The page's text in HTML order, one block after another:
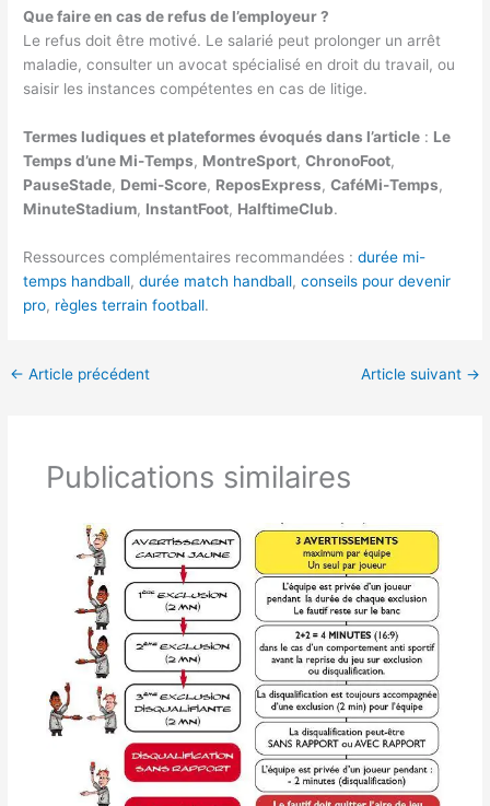
Que faire en cas de refus de l’employeur ?
Le refus doit être motivé. Le salarié peut prolonger un arrêt
maladie, consulter un avocat spécialisé en droit du travail, ou
saisir les instances compétentes en cas de litige.
Termes ludiques et plateformes évoqués dans l’article : Le
Temps d’une Mi-Temps, MontreSport,ChronoFoot,
PauseStade, Demi-Score, ReposExpress,CaféMi-Temps,
MinuteStadium, InstantFoot, HalftimeClub.
Ressources complémentaires recommandées :durée mi-
temps handball,durée match handball,conseils pour devenir
pro, règles terrain football.
← Article précédent Article suivant →
Publications similaires